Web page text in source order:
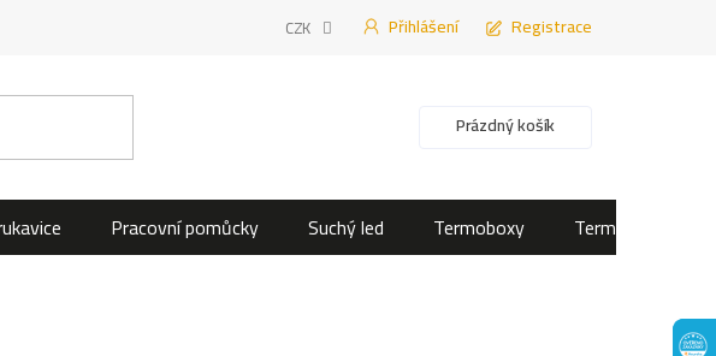
CZK Přihlášení Registrace
Nákupní košík
Prázdný košík
Pracovní pomůcky Suchý led Termoboxy Termotašky